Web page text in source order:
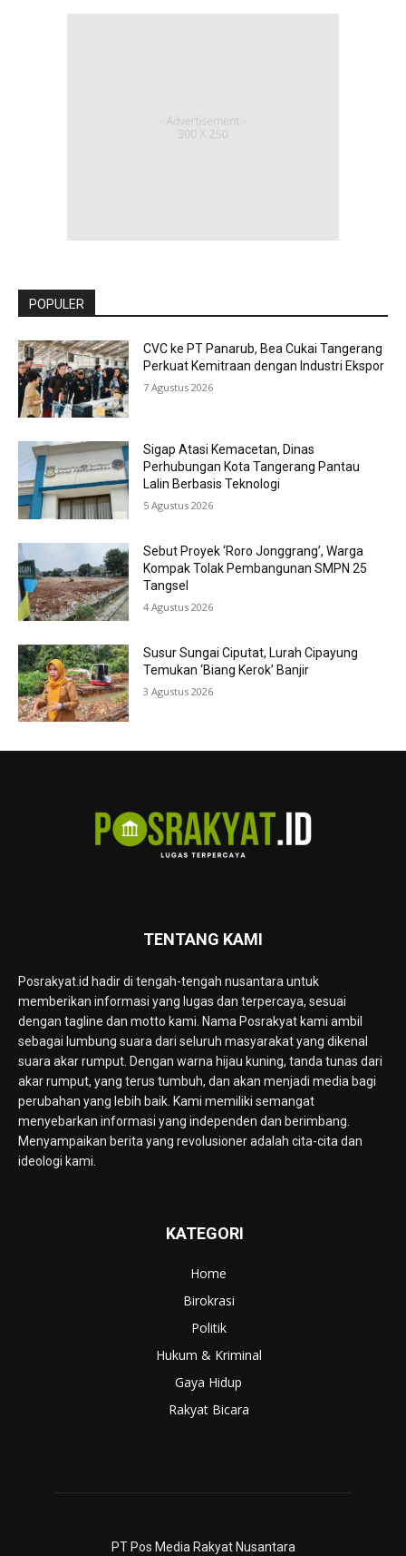
POPULER
CVC ke PT Panarub, Bea Cukai Tangerang
Perkuat Kemitraan dengan Industri Ekspor
7 Agustus 2026
Sigap Atasi Kemacetan, Dinas
Perhubungan Kota Tangerang Pantau
Lalin Berbasis Teknologi
5 Agustus 2026
Sebut Proyek ‘Roro Jonggrang’, Warga
Kompak Tolak Pembangunan SMPN 25
Tangsel
4 Agustus 2026
Susur Sungai Ciputat, Lurah Cipayung
Temukan ‘Biang Kerok’ Banjir
3 Agustus 2026
TENTANG KAMI
Posrakyat.id hadir di tengah-tengah nusantara untuk
memberikan informasi yang lugas dan terpercaya, sesuai
dengan tagline dan motto kami. Nama Posrakyat kami ambil
sebagai lumbung suara dari seluruh masyarakat yang dikenal
suara akar rumput. Dengan warna hijau kuning, tanda tunas dari
akar rumput, yang terus tumbuh, dan akan menjadi media bagi
perubahan yang lebih baik. Kami memiliki semangat
menyebarkan informasi yang independen dan berimbang.
Menyampaikan berita yang revolusioner adalah cita-cita dan
ideologi kami.
KATEGORI
Home
Birokrasi
Politik
Hukum & Kriminal
Gaya Hidup
Rakyat Bicara
PT Pos Media Rakyat Nusantara